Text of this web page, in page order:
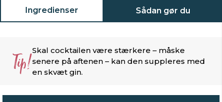
Ingredienser Sådan gør du
Tip!Skal cocktailen være stærkere – måske
senere på aftenen – kan den suppleres med
en skvæt gin.